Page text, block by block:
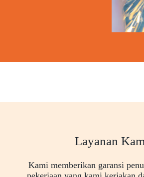
Layanan
Kami memberikan garansi